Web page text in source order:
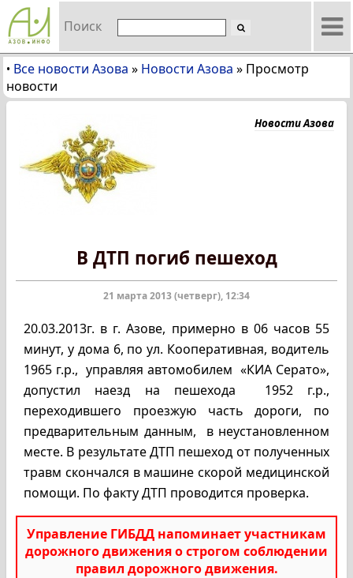
Поиск
• Все новости Азова » Новости Азова » Просмотр
новости
Новости Азова
В ДТП погиб пешеход
21 марта 2013 (четверг), 12:34
20.03.2013г. в г. Азове, примерно в 06 часов 55
минут, у дома 6, по ул. Кооперативная, водитель
1965 г.р., управляя автомобилем «КИА Серато»,
допустил наезд на пешехода 1952 г.р.,
переходившего проезжую часть дороги, по
предварительным данным, в неустановленном
месте. В результате ДТП пешеход от полученных
травм скончался в машине скорой медицинской
помощи. По факту ДТП проводится проверка.
Управление ГИБДД напоминает участникам
дорожного движения о строгом соблюдении
правил дорожного движения.